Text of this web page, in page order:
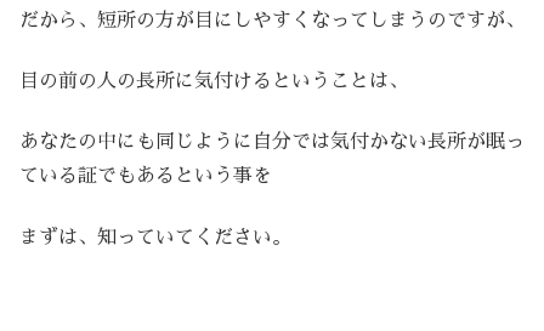
だから、短所の方が目にしやすくなってしまうのですが、
目の前の人の長所に気付けるということは、
あなたの中にも同じように自分では気付かない長所が眠っ
ている証でもあるという事を
まずは、知っていてください。